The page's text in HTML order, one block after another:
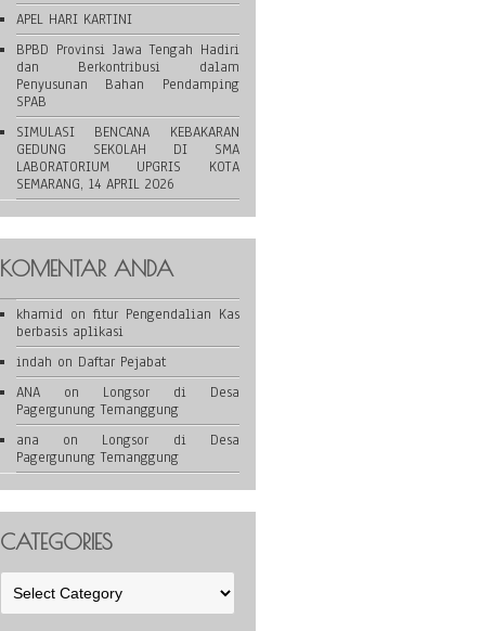
APEL HARI KARTINI
BPBD Provinsi Jawa Tengah Hadiri
dan Berkontribusi dalam
Penyusunan Bahan Pendamping
SPAB
SIMULASI BENCANA KEBAKARAN
GEDUNG SEKOLAH DI SMA
LABORATORIUM UPGRIS KOTA
SEMARANG, 14 APRIL 2026
KOMENTAR ANDA
khamid on fitur Pengendalian Kas
berbasis aplikasi
indah on Daftar Pejabat
ANAon Longsor di Desa
Pagergunung Temanggung
ana on Longsor di Desa
Pagergunung Temanggung
CATEGORIES
Categories